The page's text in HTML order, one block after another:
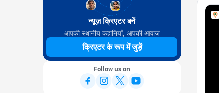
न्यूज़ क्रिएटर बनें
आपकी स्थानीय कहानियाँ, आपकी आवाज़
क्रिएटर के रूप में जुड़ें
Follow us on